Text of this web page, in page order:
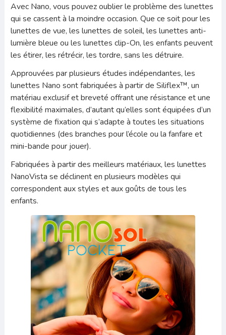
Avec Nano, vous pouvez oublier le problème des lunettes
qui se cassent à la moindre occasion. Que ce soit pour les
lunettes de vue, les lunettes de soleil, les lunettes anti-
lumière bleue ou les lunettes clip-On, les enfants peuvent
les étirer, les rétrécir, les tordre, sans les détruire.
Approuvées par plusieurs études indépendantes, les
lunettes Nano sont fabriquées à partir de Siliflex™, un
matériau exclusif et breveté offrant une résistance et une
flexibilité maximales, d’autant qu’elles sont équipées d’un
système de fixation qui s’adapte à toutes les situations
quotidiennes (des branches pour l’école ou la fanfare et
mini-bande pour jouer).
Fabriquées à partir des meilleurs matériaux, les lunettes
NanoVista se déclinent en plusieurs modèles qui
correspondent aux styles et aux goûts de tous les
enfants.